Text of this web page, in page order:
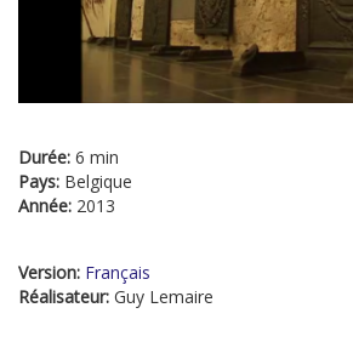
Durée: 6 min
Pays: Belgique
Année: 2013
Version: Français
Réalisateur: Guy Lemaire